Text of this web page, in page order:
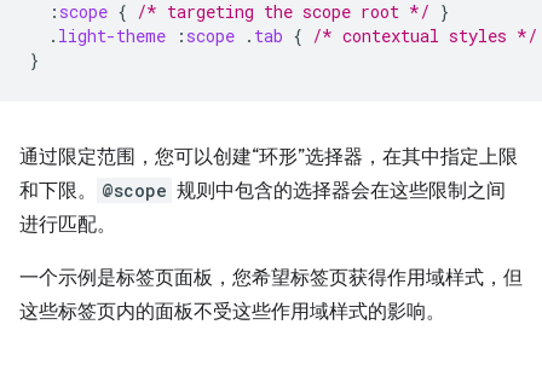
: scope { /* targeting the scope root */ }
. light-theme : scope . tab { /* contextual styles */
}
通过限定范围，您可以创建“环形”选择器，在其中指定上限
和下限。
@scope 规则中包含的选择器会在这些限制之间
进行匹配。
一个示例是标签页面板，您希望标签页获得作用域样式，但
这些标签页内的面板不受这些作用域样式的影响。